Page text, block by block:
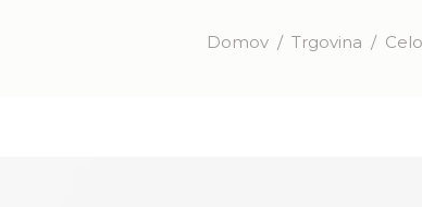
Domov / Trgovina /